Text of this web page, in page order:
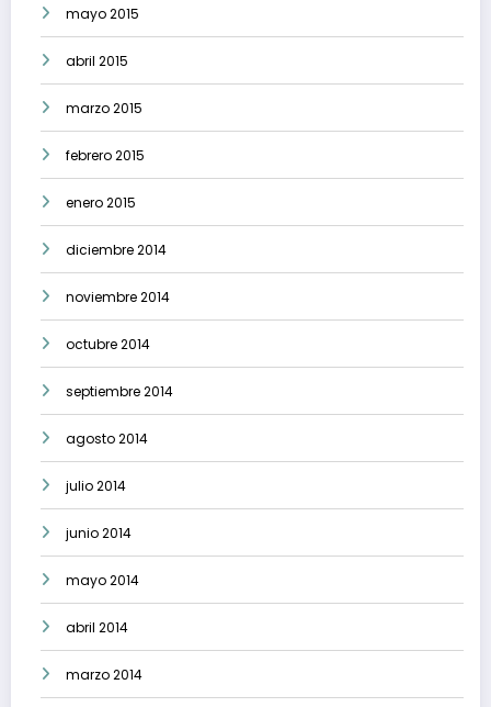
mayo 2015
abril 2015
marzo 2015
febrero 2015
enero 2015
diciembre 2014
noviembre 2014
octubre 2014
septiembre 2014
agosto 2014
julio 2014
junio 2014
mayo 2014
abril 2014
marzo 2014